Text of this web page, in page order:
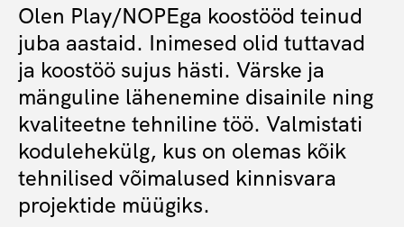
Olen Play/NOPEga koostööd teinud
juba aastaid. Inimesed olid tuttavad
ja koostöö sujus hästi. Värske ja
mänguline lähenemine disainile ning
kvaliteetne tehniline töö. Valmistati
kodulehekülg, kus on olemas kõik
tehnilised võimalused kinnisvara
projektide müügiks.